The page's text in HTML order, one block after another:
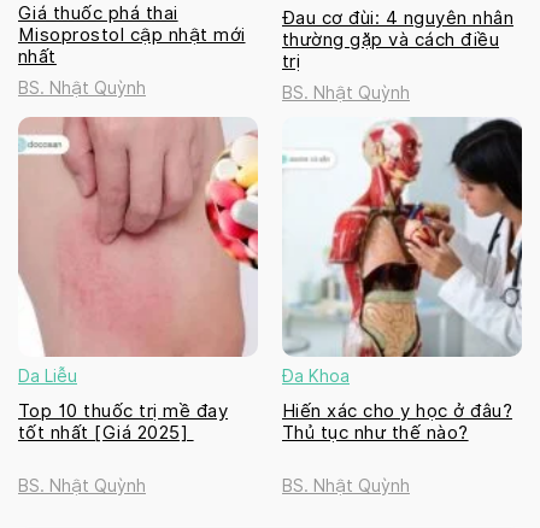
Giá thuốc phá thai
Misoprostol cập nhật mới
nhất
BS. Nhật Quỳnh
Đau cơ đùi: 4 nguyên nhân
thường gặp và cách điều
trị
BS. Nhật Quỳnh
Da Liễu
Top 10 thuốc trị mề đay
tốt nhất [Giá 2025]
BS. Nhật Quỳnh
Đa Khoa
Hiến xác cho y học ở đâu?
Thủ tục như thế nào?
BS. Nhật Quỳnh